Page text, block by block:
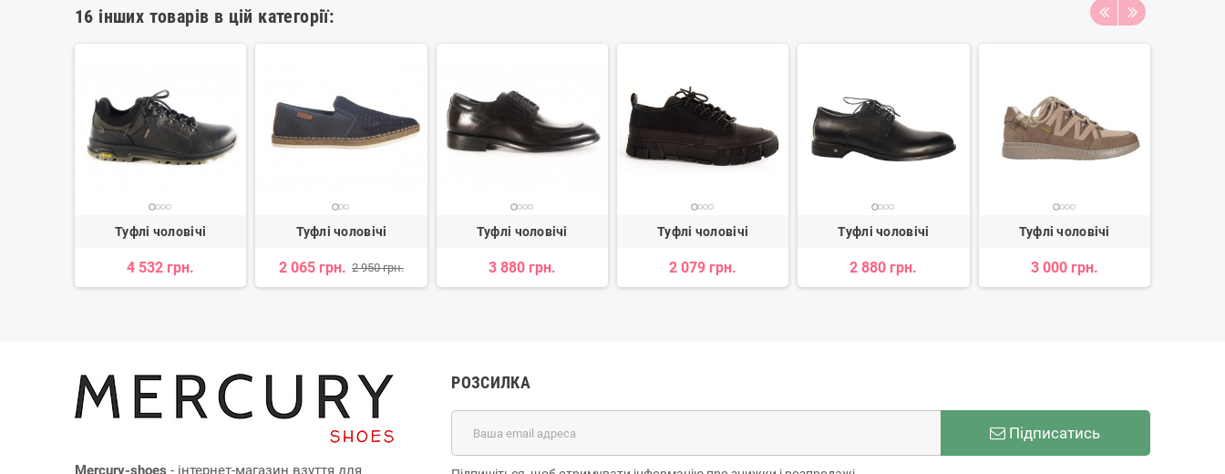
16 інших товарів в цій категорії:
Туфлі чоловічі
4 532 грн.
Туфлі чоловічі
2 065 грн. 2 950 грн.
Туфлі чоловічі
3 880 грн.
Туфлі чоловічі
2 079 грн.
Туфлі чоловічі
2 880 грн.
Туфлі чоловічі
3 000 грн.
РОЗСИЛКА
Підписатись